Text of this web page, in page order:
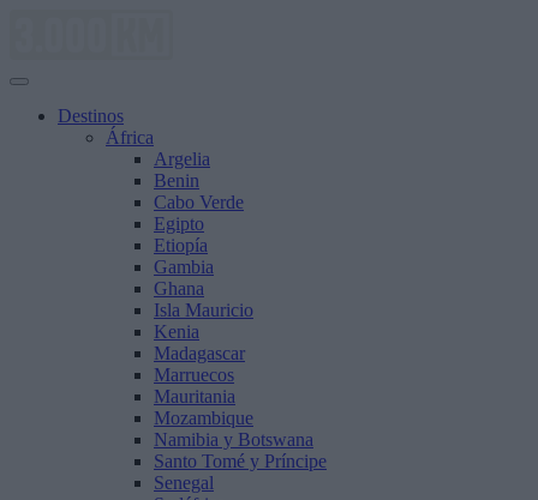
Destinos
África
Argelia
Benin
Cabo Verde
Egipto
Etiopía
Gambia
Ghana
Isla Mauricio
Kenia
Madagascar
Marruecos
Mauritania
Mozambique
Namibia y Botswana
Santo Tomé y Príncipe
Senegal